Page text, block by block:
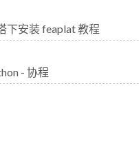
下安装 feaplat 教程
- 协程